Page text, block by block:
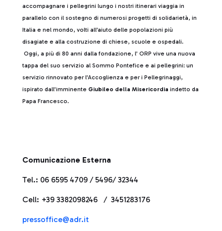
accompagnare i pellegrini lungo i nostri itinerari viaggia in
parallelo con il sostegno di numerosi progetti di solidarietà, in
Italia e nel mondo, volti all’aiuto delle popolazioni più
disagiate e alla costruzione di chiese, scuole e ospedali.
Oggi, a più di 80 anni dalla fondazione, l’ ORP vive una nuova
tappa del suo servizio al Sommo Pontefice e ai pellegrini: un
servizio rinnovato per l’Accoglienza e per i Pellegrinaggi,
ispirato dall’imminente Giubileo della Misericordia indetto da
Papa Francesco.
Comunicazione Esterna
Tel.: 06 6595 4709 / 5496/ 32344
Cell: +39 3382098246 / 3451283176
pressoffice@adr.it